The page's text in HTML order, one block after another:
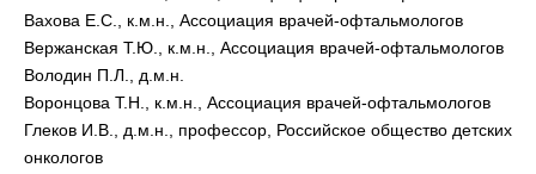
Вахова Е.С., к.м.н., Ассоциация врачей-офтальмологов
Вержанская Т.Ю., к.м.н., Ассоциация врачей-офтальмологов
Володин П.Л., д.м.н.
Воронцова Т.Н., к.м.н., Ассоциация врачей-офтальмологов
Глеков И.В., д.м.н., профессор, Российское общество детских
онкологов